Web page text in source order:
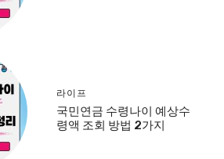
라이프
국민연금 수령나이 예상수
령액 조회 방법 2가지